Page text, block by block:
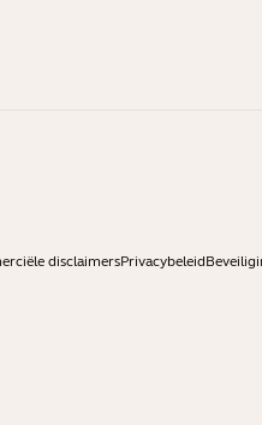
disclaimersPrivacybeleid